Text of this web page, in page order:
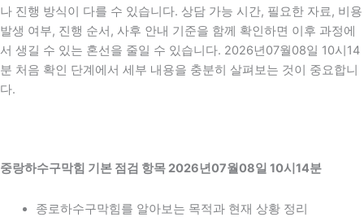
나 진행 방식이 다를 수 있습니다. 상담 가능 시간, 필요한 자료, 비용
발생 여부, 진행 순서, 사후 안내 기준을 함께 확인하면 이후 과정에
서 생길 수 있는 혼선을 줄일 수 있습니다. 2026년07월08일 10시14
분 처음 확인 단계에서 세부 내용을 충분히 살펴보는 것이 중요합니
다.
중랑하수구막힘 기본 점검 항목 2026년07월08일 10시14분
종로하수구막힘를 알아보는 목적과 현재 상황 정리